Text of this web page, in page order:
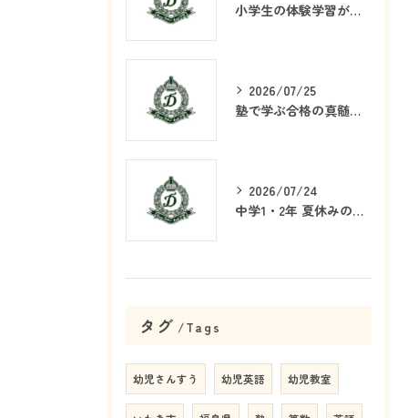
小学生の体験学習が塾で重要な理由
2026/07/25
塾で学ぶ合格の真髄とは何か
2026/07/24
中学1・2年 夏休みの学習戦略
タグ Tags
幼児さんすう 幼児英語 幼児教室